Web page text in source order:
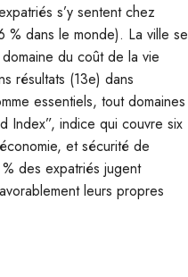
s’y sentent chez
dans le monde). La ville se
du coût de la vie
résultats (13e) dans
essentiels, tout domaines
Index”, indice qui couvre six
et sécurité de
des expatriés jugent
leurs propres